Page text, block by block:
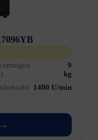
9
kg
1400 U/min